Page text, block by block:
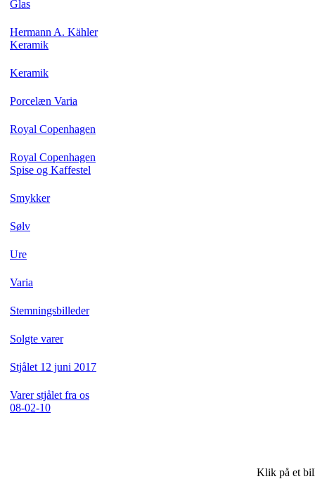
Glas
Hermann A. Kähler
Keramik
Keramik
Porcelæn Varia
Royal Copenhagen
Royal Copenhagen
Spise og Kaffestel
Smykker
Sølv
Ure
Varia
Stemningsbilleder
Solgte varer
Stjålet 12 juni 2017
Varer stjålet fra os
08-02-10
Klik på et